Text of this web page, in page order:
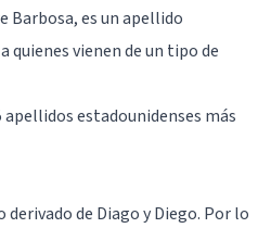
Barbosa, es un apellido
vienen de un tipo de
apellidos estadounidenses más
de Diago y Diego. Por lo